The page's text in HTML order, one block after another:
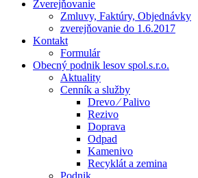
Zverejňovanie
Zmluvy, Faktúry, Objednávky
zverejňovanie do 1.6.2017
Kontakt
Formulár
Obecný podnik lesov spol.s.r.o.
Aktuality
Cenník a služby
Drevo ⁄ Palivo
Rezivo
Doprava
Odpad
Kamenivo
Recyklát a zemina
Podnik